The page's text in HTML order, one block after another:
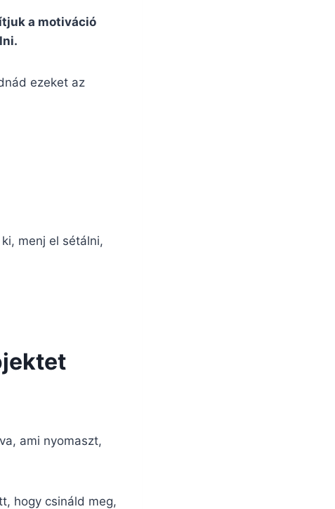
a motiváció
ezeket az
menj el sétálni,
ami nyomaszt,
hogy csináld meg,